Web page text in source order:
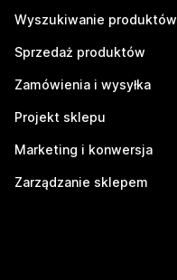
Wyszukiwanie produktów
Sprzedaż produktów
Zamówienia i wysyłka
Projekt sklepu
Marketing i konwersja
Zarządzanie sklepem